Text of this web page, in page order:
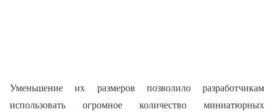
Уменьшение их размеров позволило разработчикам
использовать огромное количество миниатюрных